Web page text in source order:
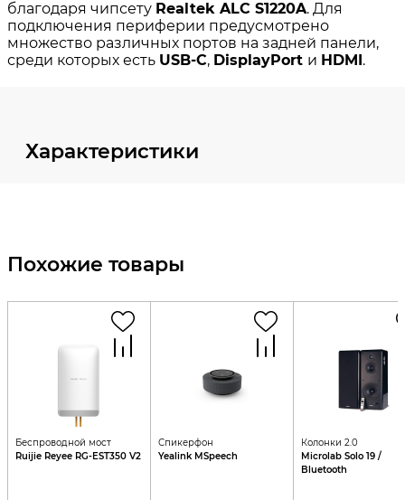
Характеристики
Похожие товары
Беспроводной мост
Ruijie Reyee RG-EST350 V2
Спикерфон
Yealink MSpeech
Колонки 2.0
Microlab Solo 19 /
Bluetooth